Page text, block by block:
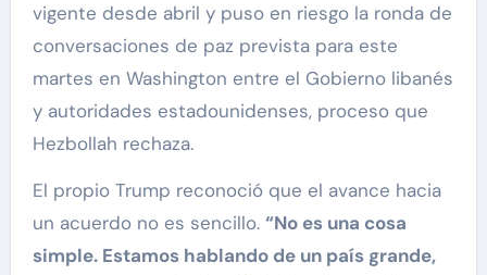
vigente desde abril y puso en riesgo la ronda de
conversaciones de paz prevista para este
martes en Washington entre el Gobierno libanés
y autoridades estadounidenses, proceso que
Hezbollah rechaza.
El propio Trump reconoció que el avance hacia
un acuerdo no es sencillo. “No es una cosa
simple. Estamos hablando de un país grande,